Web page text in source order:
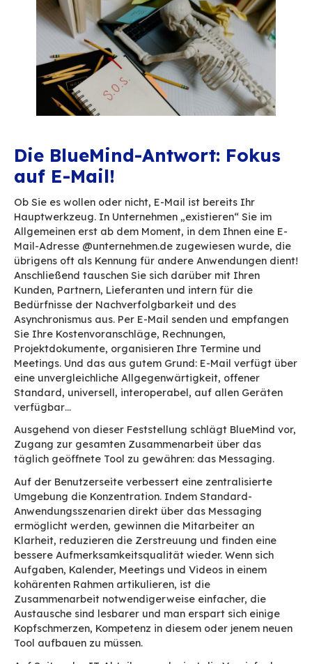
Mitarbeiter. Zu viel. Laut einigen Studien
Angestellter mehr als 1.000 Mal pro Tag die
Jeder Kontextwechsel unterbricht die
stört den Gedankenfluss und erfordert eine
Neuanpassung.
Es dauert im Durchschnitt 23 Minuten, um nach
Multiplizieren Sie das mit den Dutzenden von
Unterbrechungen, und Sie erhalten einen
Produktivitätsverlust! Ganz zu schweigen von
Fehlern, mentaler Erschöpfung und einem
Gefühl der Verwirrung, das die tägliche
untergräbt.
Auf Seiten der IT-Abteilung bedeutet die
unabhängiger und nicht verbundener Apps eine
Erhöhung der notwendigen Unterbrechungen.
Die BlueMind-Antwort:
auf E-Mail!
Ob Sie es wollen oder nicht, E-Mail ist bereits
Hauptwerkzeug. In Unternehmen „existieren“